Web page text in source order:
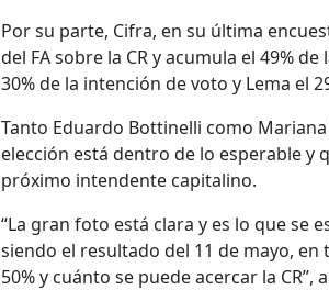
Por su parte, Cifra, en su última
del FA sobre la CR y acumula el 49%
30% de la intención de voto y Lema el
Tanto Eduardo Bottinelli como
elección está dentro de lo esperable
próximo intendente capitalino.
“La gran foto está clara y es lo que se
siendo el resultado del 11 de mayo,
50% y cuánto se puede acercar la CR”,